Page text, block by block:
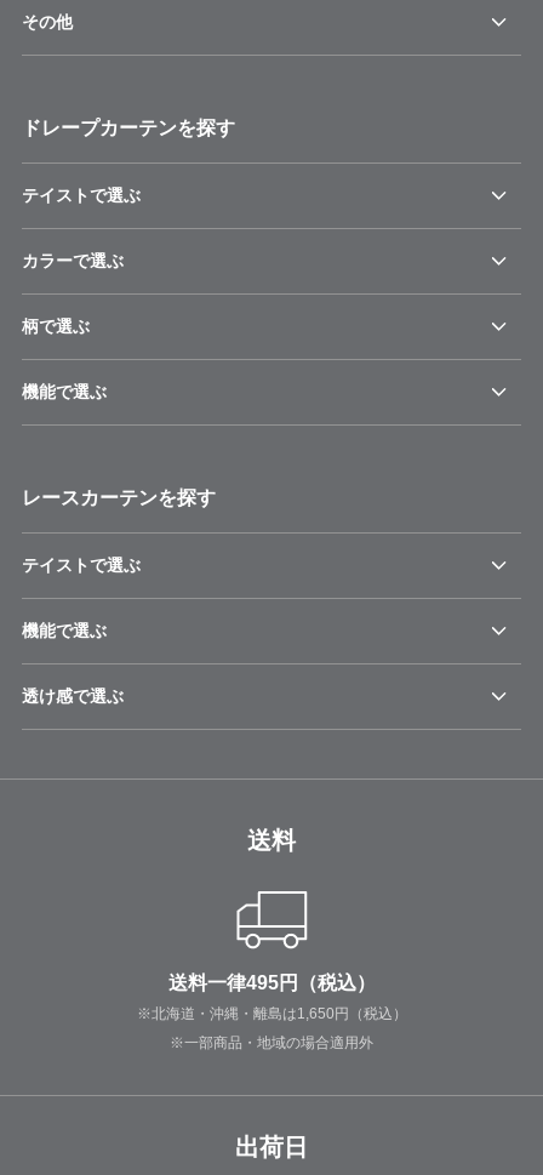
その他
ドレープカーテンを探す
テイストで選ぶ
カラーで選ぶ
柄で選ぶ
機能で選ぶ
レースカーテンを探す
テイストで選ぶ
機能で選ぶ
透け感で選ぶ
送料
送料一律495円（税込）
※北海道・沖縄・離島は1,650円（税込）
※一部商品・地域の場合適用外
出荷日